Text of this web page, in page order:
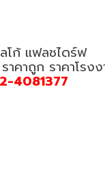
โก้ แฟลชไดร์ฟ
คาถูก ราคาโรง
4081377